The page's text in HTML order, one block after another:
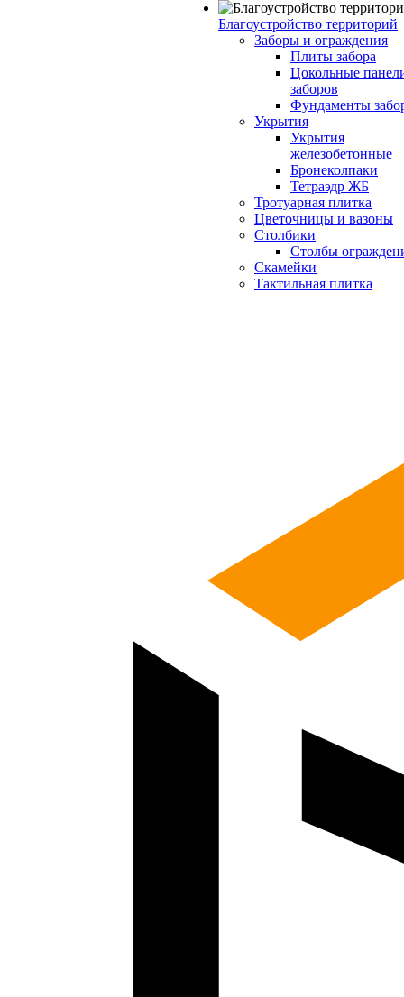
Благоустройство территорий
Заборы и ограждения
Плиты забора
Цокольные
заборов
Фундаменты
Укрытия
Укрытия
железобетонные
Бронеколпаки
Тетраэдр ЖБ
Тротуарная плитка
Цветочницы и вазоны
Столбики
Столбы
Скамейки
Тактильная плитка